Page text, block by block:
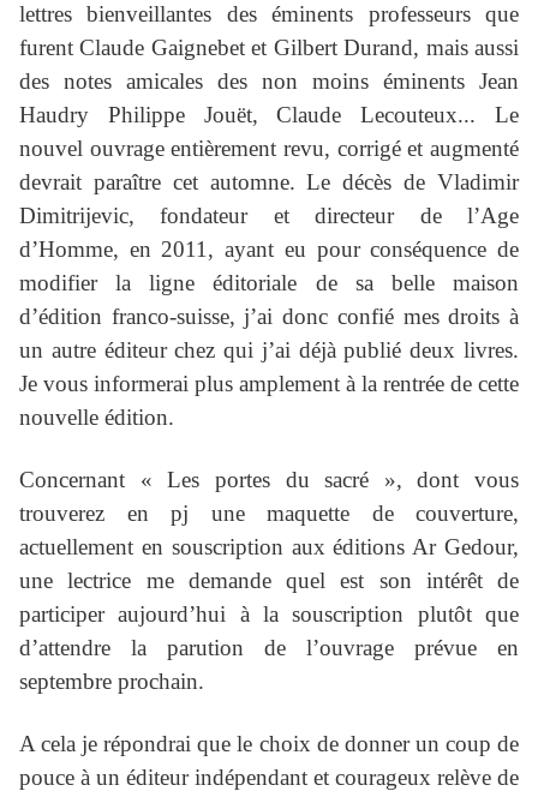
lettres bienveillantes des éminents professeurs que
furent Claude Gaignebet et Gilbert Durand, mais aussi
des notes amicales des non moins éminents Jean
Haudry Philippe Jouët, Claude Lecouteux... Le
nouvel ouvrage entièrement revu, corrigé et augmenté
devrait paraître cet automne. Le décès de Vladimir
Dimitrijevic, fondateur et directeur de l’Age
d’Homme, en 2011, ayant eu pour conséquence de
modifier la ligne éditoriale de sa belle maison
d’édition franco-suisse, j’ai donc confié mes droits à
un autre éditeur chez qui j’ai déjà publié deux livres.
Je vous informerai plus amplement à la rentrée de cette
nouvelle édition.
Concernant « Les portes du sacré », dont vous
trouverez en pj une maquette de couverture,
actuellement en souscription aux éditions Ar Gedour,
une lectrice me demande quel est son intérêt de
participer aujourd’hui à la souscription plutôt que
d’attendre la parution de l’ouvrage prévue en
septembre prochain.
A cela je répondrai que le choix de donner un coup de
pouce à un éditeur indépendant et courageux relève de